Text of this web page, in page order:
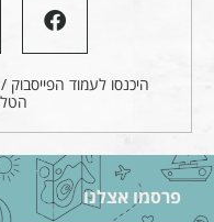
היכנסו לעמוד
פרסמו אצלנו